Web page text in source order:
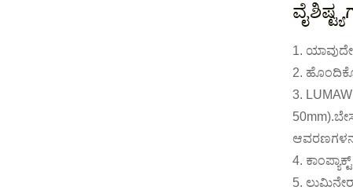
1.
2.
3.
4.
5.